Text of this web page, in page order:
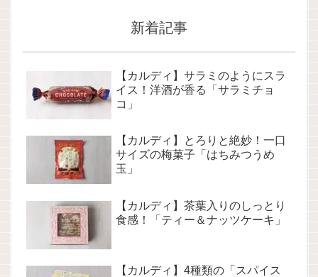
新着記事
【カルディ】サラミのようにスラ
イス！洋酒が香る「サラミチョ
コ」
【カルディ】とろりと絶妙！一口
サイズの梅菓子「はちみつうめ
玉」
【カルディ】茶葉入りのしっとり
食感！「ティー＆ナッツケーキ」
【カルディ】4種類の「スパイス